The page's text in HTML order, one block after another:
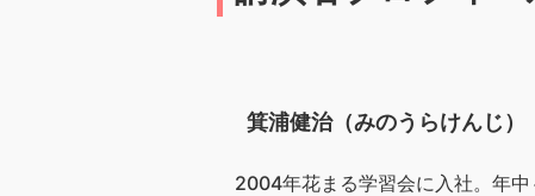
箕浦健治（みのうらけんじ）
2004年花まる学習会に入社。年中